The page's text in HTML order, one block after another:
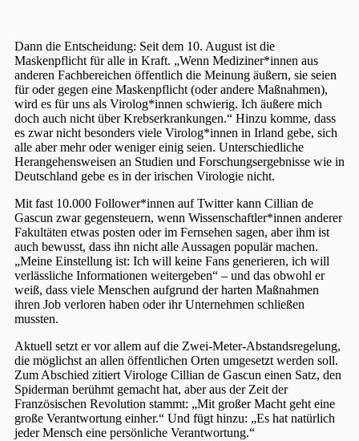
Dann die Entscheidung: Seit dem 10. August ist die
Maskenpflicht für alle in Kraft. „Wenn Mediziner*innen aus
anderen Fachbereichen öffentlich die Meinung äußern, sie seien
für oder gegen eine Maskenpflicht (oder andere Maßnahmen),
wird es für uns als Virolog*innen schwierig. Ich äußere mich
doch auch nicht über Krebserkrankungen.“ Hinzu komme, dass
es zwar nicht besonders viele Virolog*innen in Irland gebe, sich
alle aber mehr oder weniger einig seien. Unterschiedliche
Herangehensweisen an Studien und Forschungsergebnisse wie in
Deutschland gebe es in der irischen Virologie nicht.
Mit fast 10.000 Follower*innen auf Twitter kann Cillian de
Gascun zwar gegensteuern, wenn Wissenschaftler*innen anderer
Fakultäten etwas posten oder im Fernsehen sagen, aber ihm ist
auch bewusst, dass ihn nicht alle Aussagen populär machen.
„Meine Einstellung ist: Ich will keine Fans generieren, ich will
verlässliche Informationen weitergeben“ – und das obwohl er
weiß, dass viele Menschen aufgrund der harten Maßnahmen
ihren Job verloren haben oder ihr Unternehmen schließen
mussten.
Aktuell setzt er vor allem auf die Zwei-Meter-Abstandsregelung,
die möglichst an allen öffentlichen Orten umgesetzt werden soll.
Zum Abschied zitiert Virologe Cillian de Gascun einen Satz, den
Spiderman berühmt gemacht hat, aber aus der Zeit der
Französischen Revolution stammt: „Mit großer Macht geht eine
große Verantwortung einher.“ Und fügt hinzu: „Es hat natürlich
jeder Mensch eine persönliche Verantwortung.“